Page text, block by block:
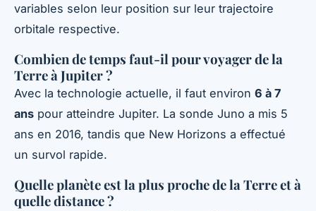
variables selon leur position sur leur trajectoire
orbitale respective.
Combien de temps faut-il pour voyager de la
Terre à Jupiter ?
Avec la technologie actuelle, il faut environ 6 à 7
ans pour atteindre Jupiter. La sonde Juno a mis 5
ans en 2016, tandis que New Horizons a effectué
un survol rapide.
Quelle planète est la plus proche de la Terre et à
quelle distance ?